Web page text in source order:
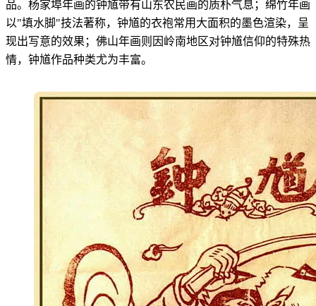
品。杨家埠年画的钟馗带有山东农民画的质朴气息；绵竹年画
以"填水脚"技法著称，钟馗的衣袍常用大面积的墨色渲染，呈
现出写意的效果；佛山年画则因岭南地区对钟馗信仰的特殊热
情，钟馗作品种类尤为丰富。